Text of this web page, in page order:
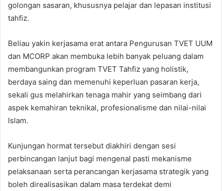
golongan sasaran, khususnya pelajar dan lepasan institusi
tahfiz.
Beliau yakin kerjasama erat antara Pengurusan TVET UUM
dan MCORP akan membuka lebih banyak peluang dalam
membangunkan program TVET Tahfiz yang holistik,
berdaya saing dan memenuhi keperluan pasaran kerja,
sekali gus melahirkan tenaga mahir yang seimbang dari
aspek kemahiran teknikal, profesionalisme dan nilai-nilai
Islam.
Kunjungan hormat tersebut diakhiri dengan sesi
perbincangan lanjut bagi mengenal pasti mekanisme
pelaksanaan serta perancangan kerjasama strategik yang
boleh direalisasikan dalam masa terdekat demi